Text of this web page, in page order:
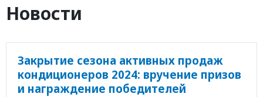
Новости
Закрытие сезона активных продаж
кондиционеров 2024: вручение призов
и награждение победителей